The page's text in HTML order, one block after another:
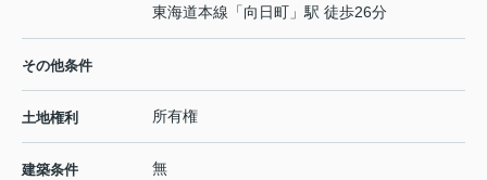
東海道本線 「向日町 」駅 徒歩26分
その他条件
土地権利 所有権
建築条件 無